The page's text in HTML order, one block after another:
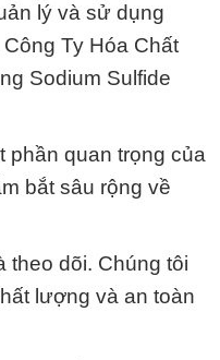
lý và sử dụng
Ty Hóa Chất
Sodium Sulfide
phần quan trọng của
bắt sâu rộng về
theo dõi. Chúng tôi
lượng và an toàn